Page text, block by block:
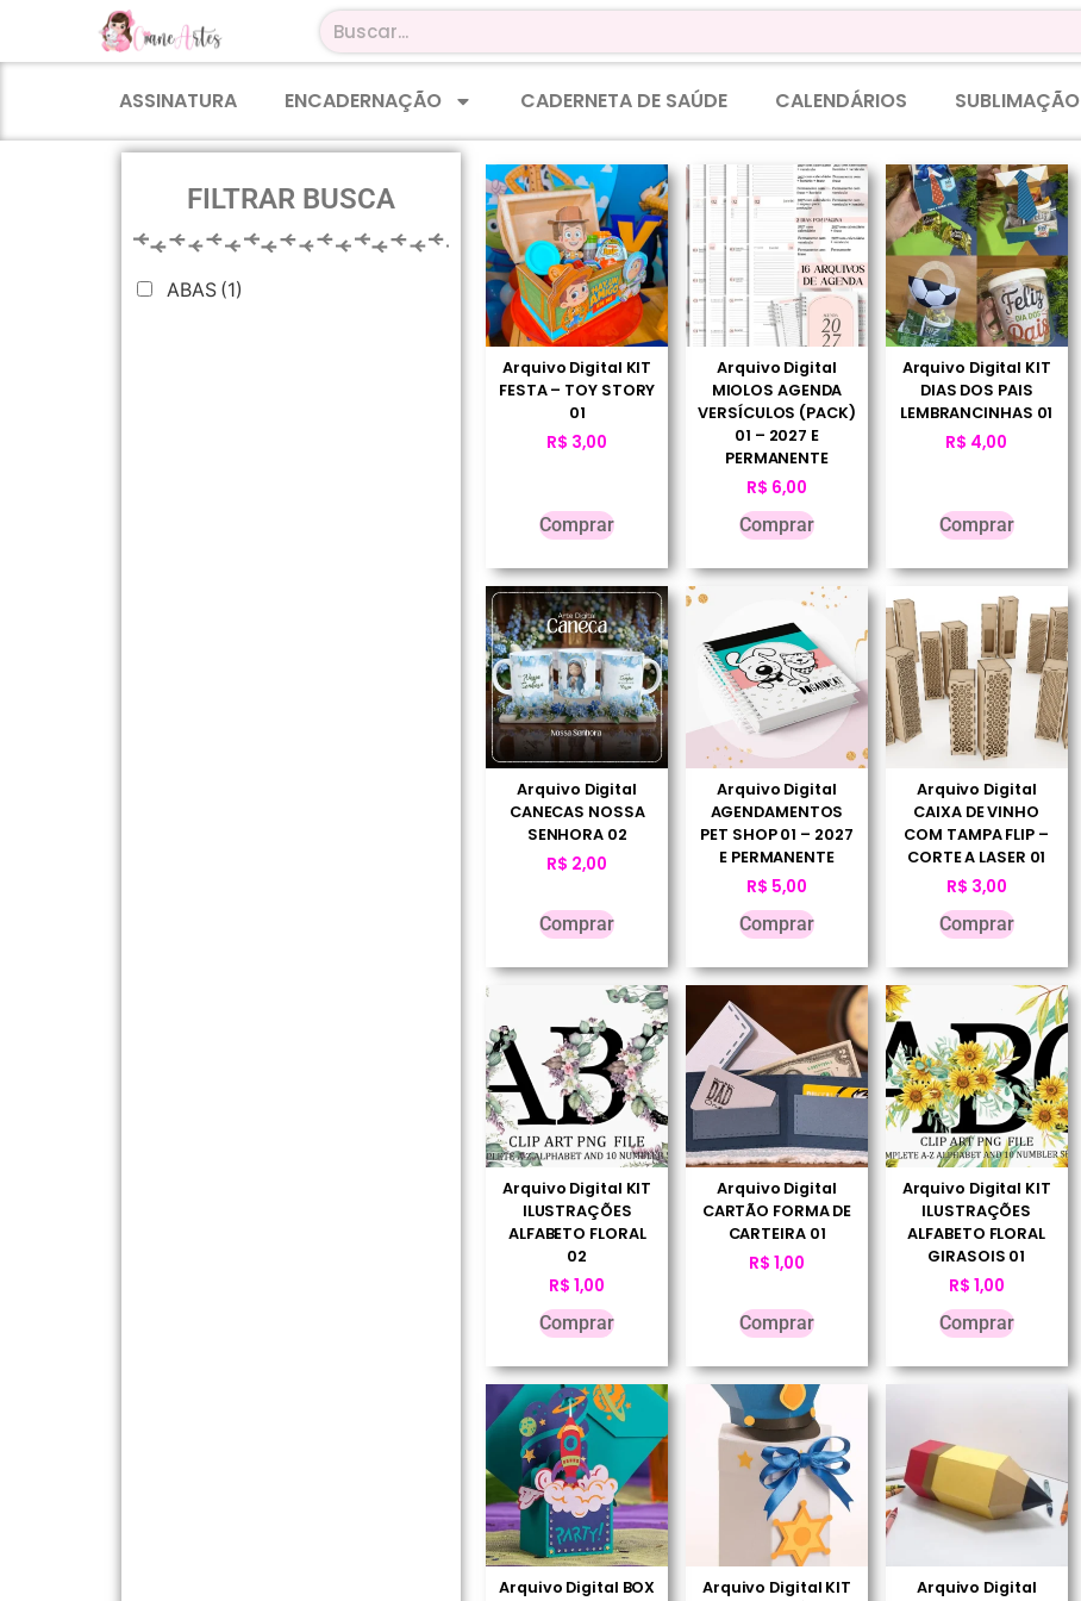
ASSINATURA ENCADERNAÇÃO CADERNETA DE SAÚDE CALENDÁRIOS SUBLIMAÇÃO
FILTRAR BUSCA
ABAS (1)
Arquivo Digital KIT
FESTA – TOY STORY
01
R$ 3,00
Comprar
Arquivo Digital
MIOLOS AGENDA
VERSÍCULOS (PACK)
01 – 2027 E
PERMANENTE
R$ 6,00
Comprar
Arquivo Digital KIT
DIAS DOS PAIS
LEMBRANCINHAS 01
R$ 4,00
Comprar
Arquivo Digital
CANECAS NOSSA
SENHORA 02
R$ 2,00
Comprar
Arquivo Digital
AGENDAMENTOS
PET SHOP 01 – 2027
E PERMANENTE
R$ 5,00
Comprar
Arquivo Digital
CAIXA DE VINHO
COM TAMPA FLIP –
CORTE A LASER 01
R$ 3,00
Comprar
Arquivo Digital KIT
ILUSTRAÇÕES
ALFABETO FLORAL
02
R$ 1,00
Comprar
Arquivo Digital
CARTÃO FORMA DE
CARTEIRA 01
R$ 1,00
Comprar
Arquivo Digital KIT
ILUSTRAÇÕES
ALFABETO FLORAL
GIRASOIS 01
R$ 1,00
Comprar
Arquivo Digital BOX
Arquivo Digital KIT
Arquivo Digital